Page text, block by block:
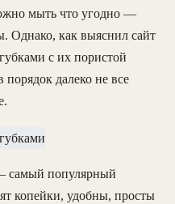
мыть что угодно —
Однако, как выяснил сайт
с их пористой
далеко не все
самый популярный
копейки, удобны, просты